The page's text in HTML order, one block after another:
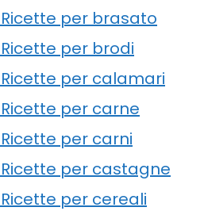
per brasato
per brodi
per calamari
per carne
per carni
per castagne
per cereali